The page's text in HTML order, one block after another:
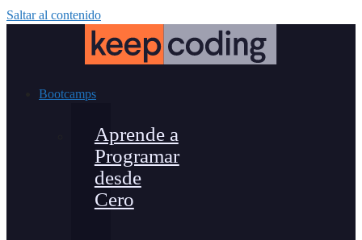
Saltar al contenido
Bootcamps
Aprende a
Programar
desde
Cero